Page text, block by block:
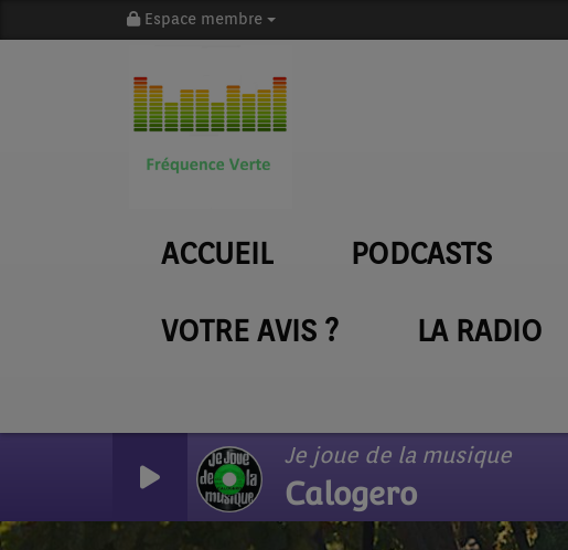
Espace membre
ACCUEIL PODCASTS
VOTRE AVIS ? LA RADIO
Je joue de la musique
Calogero